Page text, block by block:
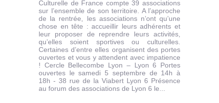
Culturelle de France compte 39 associations
sur l’ensemble de son territoire. A l’approche
de la rentrée, les associations n’ont qu’une
chose en tête : accueillir leurs adhérents et
leur proposer de reprendre leurs activités,
qu’elles soient sportives ou culturelles.
Certaines d’entre elles organisent des portes
ouvertes et vous y attendent avec impatience
! Cercle Bellecombe Lyon – Lyon 6 Portes
ouvertes le samedi 5 septembre de 14h à
18h - 38 rue de la Viabert Lyon 6 Présence
au forum des associations de Lyon 6 le...